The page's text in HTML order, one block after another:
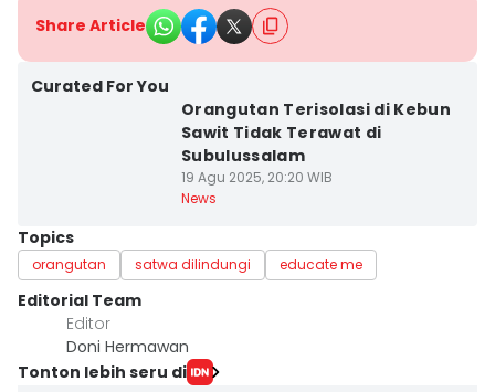
Share Article
Curated For You
Orangutan Terisolasi di Kebun
Sawit Tidak Terawat di
Subulussalam
19 Agu 2025, 20:20 WIB
News
Topics
orangutan satwa dilindungi educate me
Editorial Team
Editor
Doni Hermawan
Tonton lebih seru di